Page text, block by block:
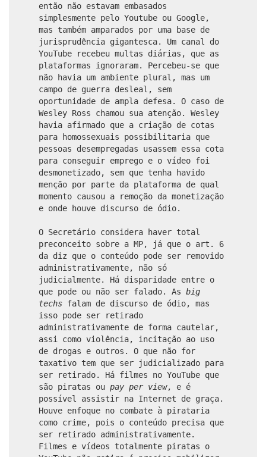
então não estavam embasados
simplesmente pelo Youtube ou Google,
mas também amparados por uma base de
jurisprudência gigantesca. Um canal do
YouTube recebeu multas diárias, que as
plataformas ignoraram. Percebeu-se que
não havia um ambiente plural, mas um
campo de guerra desleal, sem
oportunidade de ampla defesa. O caso de
Wesley Ross chamou sua atenção. Wesley
havia afirmado que a criação de cotas
para homossexuais possibilitaria que
pessoas desempregadas usassem essa cota
para conseguir emprego e o vídeo foi
desmonetizado, sem que tenha havido
menção por parte da plataforma de qual
momento causou a remoção da monetização
e onde houve discurso de ódio.
O Secretário considera haver total
preconceito sobre a MP, já que o art. 6
da diz que o conteúdo pode ser removido
administrativamente, não só
judicialmente. Há disparidade entre o
que pode ou não ser falado. As big
techs falam de discurso de ódio, mas
isso pode ser retirado
administrativamente de forma cautelar,
assi como violência, incitação ao uso
de drogas e outros. O que não for
taxativo tem que ser judicializado para
ser retirado. Há filmes no YouTube que
são piratas ou pay per view, e é
possível assistir na Internet de graça.
Houve enfoque no combate à pirataria
como crime, pois o conteúdo precisa que
ser retirado administrativamente.
Filmes e vídeos totalmente piratas o